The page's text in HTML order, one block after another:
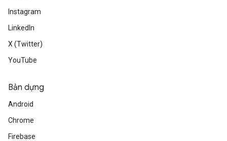
Instagram
LinkedIn
X (Twitter)
YouTube
Bản dựng
Android
Chrome
Firebase